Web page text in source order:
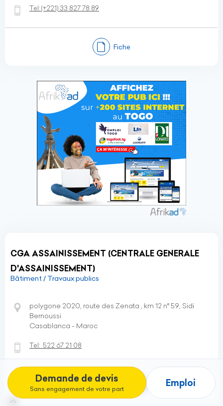
Demande de devis
Sans engagement de votre part
Emploi
Tel:(+221) 33 827 78 89
Fiche
CGA ASSAINISSEMENT (CENTRALE GENERALE
D'ASSAINISSEMENT)
Bâtiment / Travaux publics
polygone 2020, route des Zenata , km 12 n° 59, Sidi
Bernoussi
Casablanca - Maroc
Tel: 522 67 21 08
Fiche Site web